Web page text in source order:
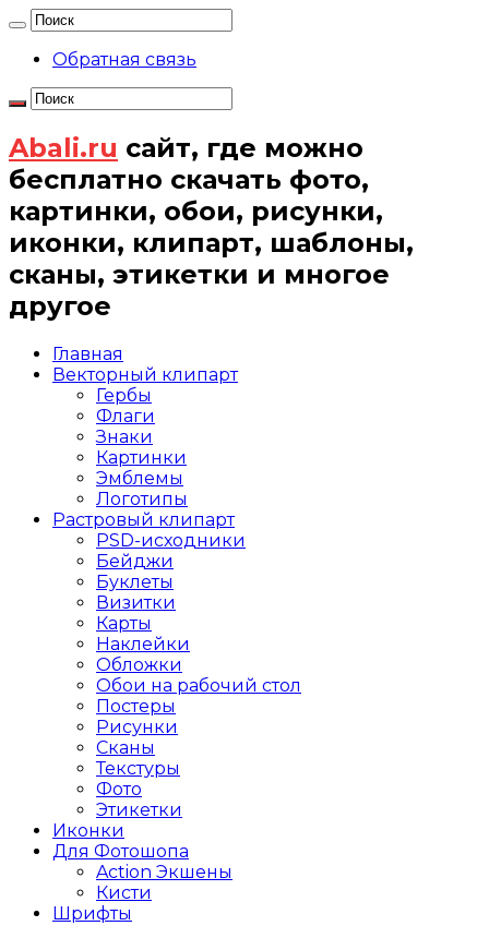
Обратная связь
Abali.ru сайт, где можно
бесплатно скачать фото,
картинки, обои, рисунки,
иконки, клипарт, шаблоны,
сканы, этикетки и многое
другое
Главная
Векторный клипарт
Гербы
Флаги
Знаки
Картинки
Эмблемы
Логотипы
Растровый клипарт
PSD-исходники
Бейджи
Буклеты
Визитки
Карты
Наклейки
Обложки
Обои на рабочий стол
Постеры
Рисунки
Сканы
Текстуры
Фото
Этикетки
Иконки
Для Фотошопа
Action Экшены
Кисти
Шрифты